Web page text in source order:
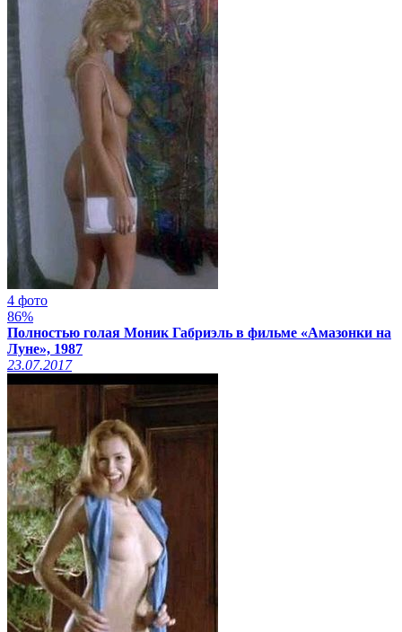
4 фото
86%
Полностью голая Моник Габриэль в фильме «Амазонки на
Луне», 1987
23.07.2017